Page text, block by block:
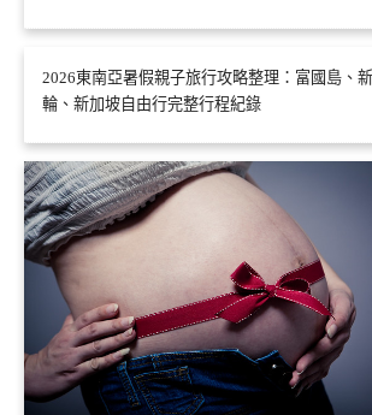
2026東南亞暑假親子旅行攻略整理：富國島、
輪、新加坡自由行完整行程紀錄